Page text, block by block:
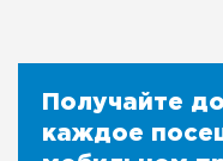
Получайте до 15% кэшбека за
каждое